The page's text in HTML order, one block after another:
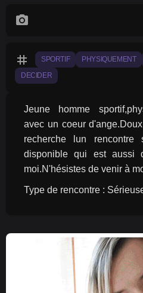
photo_camera
tag SPORTIF PHYSIQUEMENT
DECIDER
Jeune homme
avec un coeur
recherche lun rencontre
disponible qui est aussi
moi.N'hésistes de venir à
Type de rencontre :